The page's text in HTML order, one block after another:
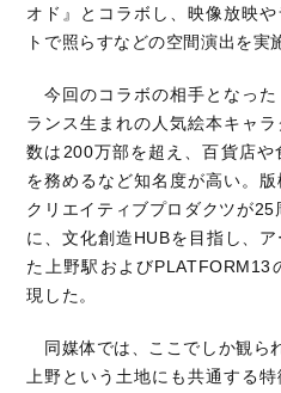
オド』とコラボし、映像放映
トで照らすなどの空間演出を実
今回のコラボの相手となった
ランス生まれの人気絵本キャ
数は200万部を超え、百貨店
を務めるなど知名度が高い。
クリエイティブプロダクツが
に、文化創造HUBを目指し、
た上野駅および
現した。
同媒体では、ここでしか観ら
上野という土地にも共通する